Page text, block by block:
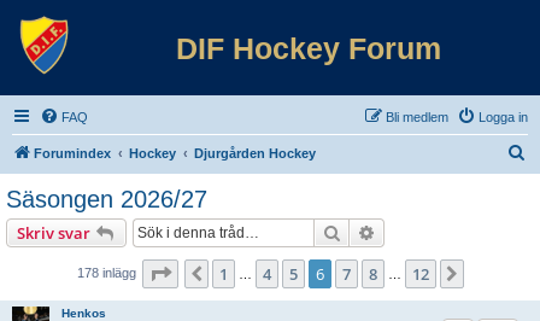
DIF Hockey Forum
FAQ Logga in
Bli medlem
Forumindex Hockey Djurgården Hockey
Säsongen 2026/27
Skriv svar Sök
178 inlägg Sida av12
Föregående
1 4 5 6 7 8 12
Henkos